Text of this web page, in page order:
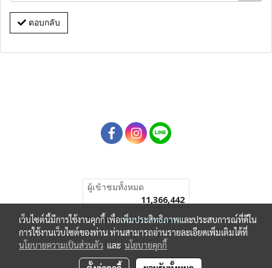
ตอบกลับ
ผู้เข้าชมทั้งหมด
11,366,442
Powered byMakeWebEasy.com
เว็บไซต์นี้มีการใช้งานคุกกี้ เพื่อเพิ่มประสิทธิภาพและประสบการณ์ที่ดีใน
การใช้งานเว็บไซต์ของท่าน ท่านสามารถอ่านรายละเอียดเพิ่มเติมได้ที่
นโยบายความเป็นส่วนตัว และ นโยบายคุกกี้